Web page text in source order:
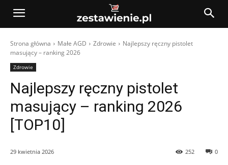
Strona główna Małe AGD Zdrowie
Najlepszy ręczny pistolet
masujący – ranking 2026
Zdrowie
Najlepszy ręczny pistolet
masujący – ranking 2026
[TOP10]
29 kwietnia 2026 0
252